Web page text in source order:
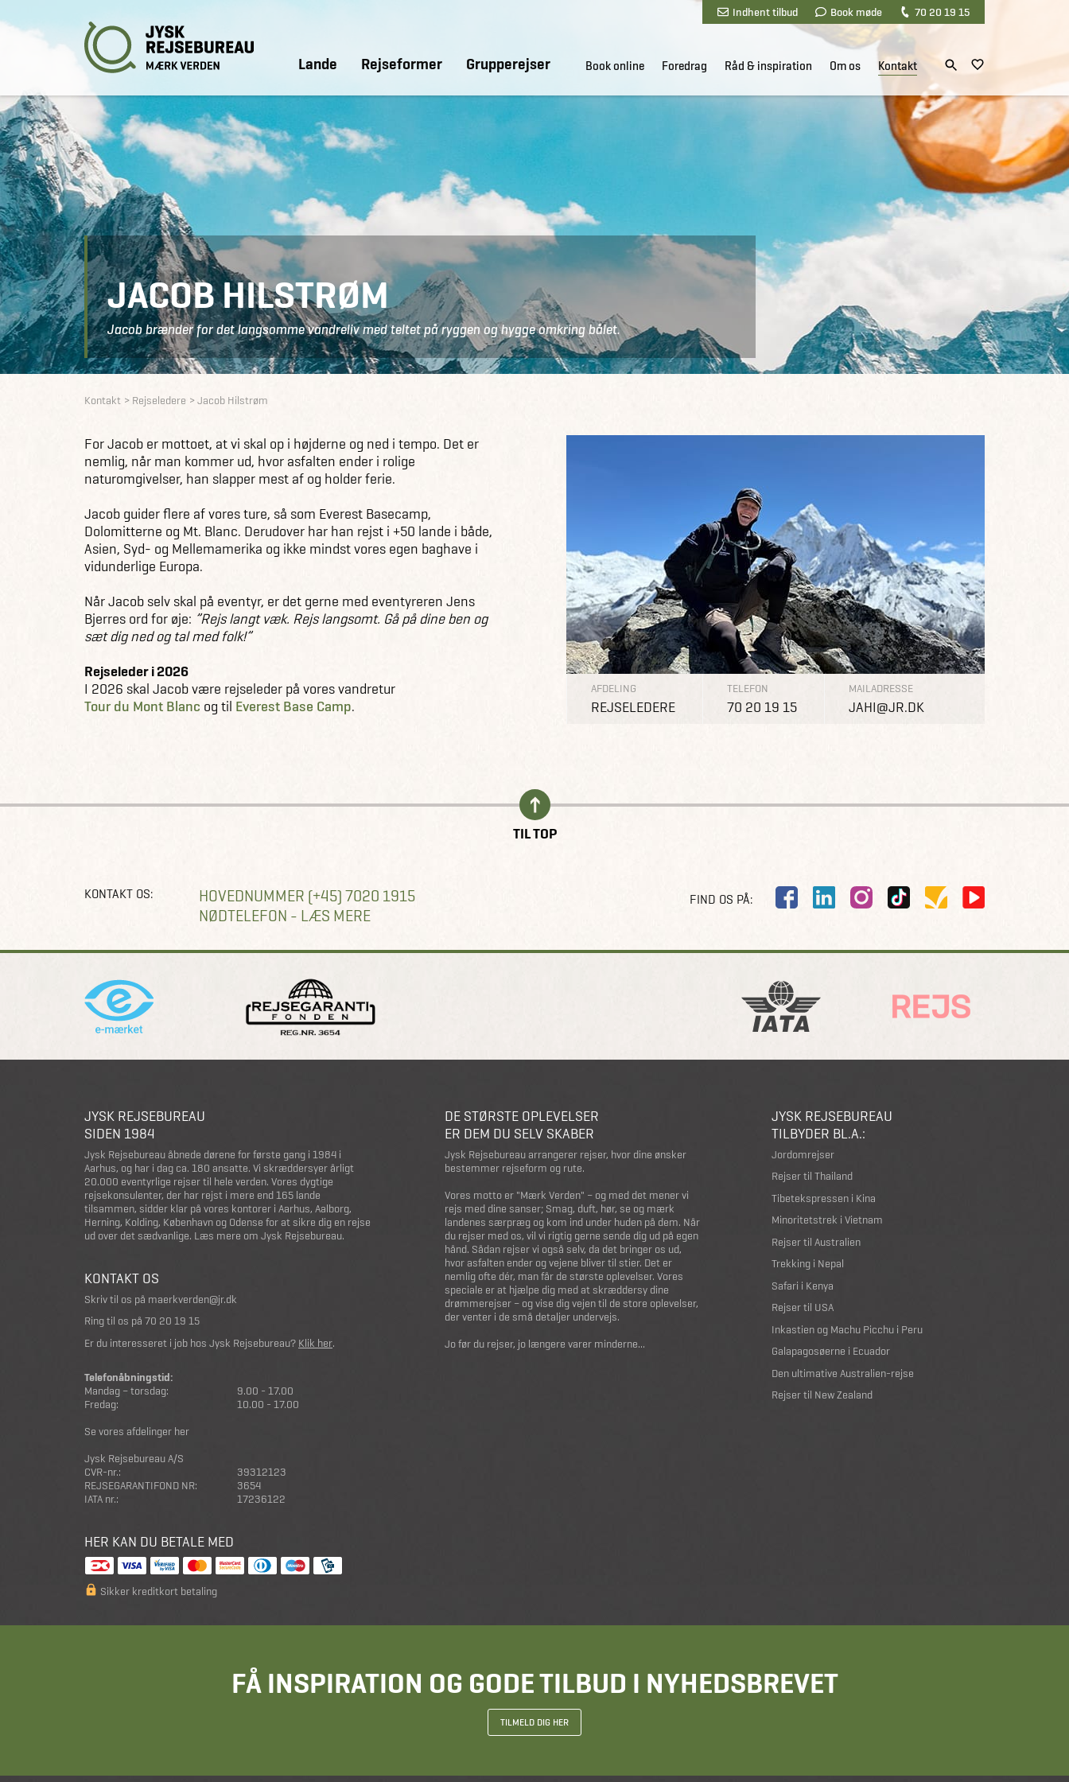
Indhent tilbud Book møde 70 20 19 15
Lande Rejseformer Grupperejser Book online Foredrag Råd & inspiration Om os Kontakt
JACOB HILSTRØM
Jacob brænder for det langsomme vandreliv med teltet på ryggen og hygge omkring bålet.
Kontakt Rejseledere Jacob Hilstrøm
For Jacob er mottoet, at vi skal op i højderne og ned i tempo. Det er
nemlig, når man kommer ud, hvor asfalten ender i rolige
naturomgivelser, han slapper mest af og holder ferie.
Jacob guider flere af vores ture, så som Everest Basecamp,
Dolomitterne og Mt. Blanc. Derudover har han rejst i +50 lande i både,
Asien, Syd- og Mellemamerika og ikke mindst vores egen baghave i
vidunderlige Europa.
Når Jacob selv skal på eventyr, er det gerne med eventyreren Jens
Bjerres ord for øje: ”Rejs langt væk. Rejs langsomt. Gå på dine ben og
sæt dig ned og tal med folk!”
Rejseleder i 2026
I 2026 skal Jacob være rejseleder på vores vandretur
Tour du Mont Blanc og til Everest Base Camp.
AFDELING
REJSELEDERE
TELEFON
70 20 19 15
MAILADRESSE
JAHI@JR.DK
TIL TOP
KONTAKT OS:
HOVEDNUMMER (+45) 7020 1915
NØDTELEFON - LÆS MERE
FIND OS PÅ:
JYSK REJSEBUREAU
SIDEN 1984
Jysk Rejsebureau åbnede dørene for første gang i 1984 i
Aarhus, og har i dag ca. 180 ansatte. Vi skræddersyer årligt
20.000 eventyrlige rejser til hele verden. Vores dygtige
rejsekonsulenter, der har rejst i mere end 165 lande
tilsammen, sidder klar på vores kontorer i Aarhus, Aalborg,
Herning, Kolding, København og Odense for at sikre dig en rejse
ud over det sædvanlige. Læs mere om Jysk Rejsebureau.
KONTAKT OS
Skriv til os på maerkverden@jr.dk
Ring til os på 70 20 19 15
Er du interesseret i job hos Jysk Rejsebureau? Klik her.
Telefonåbningstid:
Mandag – torsdag:
9.00 - 17.00
Fredag:
10.00 - 17.00
Se vores afdelinger her
Jysk Rejsebureau A/S
CVR-nr.:
39312123
REJSEGARANTIFOND NR:
3654
IATA nr.:
17236122
HER KAN DU BETALE MED
Sikker kreditkort betaling
DE STØRSTE OPLEVELSER
ER DEM DU SELV SKABER
Jysk Rejsebureau arrangerer rejser, hvor dine ønsker
bestemmer rejseform og rute.
Vores motto er "Mærk Verden" – og med det mener vi
rejs med dine sanser; Smag, duft, hør, se og mærk
landenes særpræg og kom ind under huden på dem. Når
du rejser med os, vil vi rigtig gerne sende dig ud på egen
hånd. Sådan rejser vi også selv, da det bringer os ud,
hvor asfalten ender og vejene bliver til stier. Det er
nemlig ofte dér, man får de største oplevelser. Vores
speciale er at hjælpe dig med at skræddersy dine
drømmerejser – og vise dig vejen til de store oplevelser,
der venter i de små detaljer undervejs.
Jo før du rejser, jo længere varer minderne...
JYSK REJSEBUREAU
TILBYDER BL.A.:
Jordomrejser
Rejser til Thailand
Tibetekspressen i Kina
Minoritetstrek i Vietnam
Rejser til Australien
Trekking i Nepal
Safari i Kenya
Rejser til USA
Inkastien og Machu Picchu i Peru
Galapagosøerne i Ecuador
Den ultimative Australien-rejse
Rejser til New Zealand
FÅ INSPIRATION OG GODE TILBUD I NYHEDSBREVET
TILMELD DIG HER